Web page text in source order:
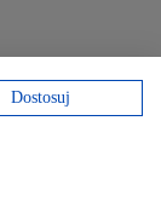
Dostosuj